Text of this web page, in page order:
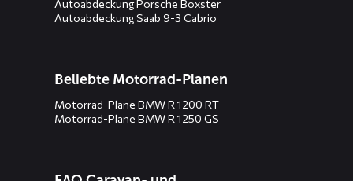
Autoabdeckung Porsche Boxster
Autoabdeckung Saab 9-3 Cabrio
Beliebte Motorrad-Planen
Motorrad-Plane BMW R 1200 RT
Motorrad-Plane BMW R 1250 GS